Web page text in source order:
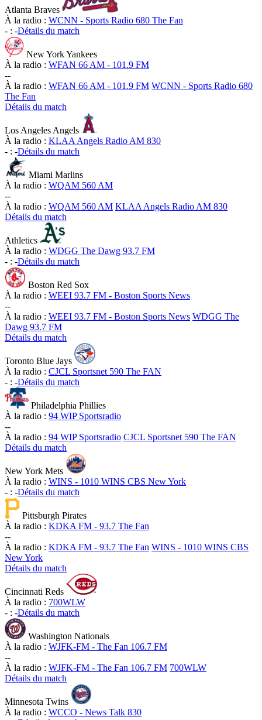
Atlanta Braves
À la radio : WCNN - Sports Radio 680 The Fan
- : -Détails du match
New York Yankees
À la radio : WFAN 66 AM - 101.9 FM
--
À la radio : WFAN 66 AM - 101.9 FM WCNN - Sports Radio 680
The Fan
Détails du match
Los Angeles Angels
À la radio : KLAA Angels Radio AM 830
- : -Détails du match
Miami Marlins
À la radio : WQAM 560 AM
--
À la radio : WQAM 560 AM KLAA Angels Radio AM 830
Détails du match
Athletics
À la radio : WDGG The Dawg 93.7 FM
- : -Détails du match
Boston Red Sox
À la radio : WEEI 93.7 FM - Boston Sports News
--
À la radio : WEEI 93.7 FM - Boston Sports News WDGG The
Dawg 93.7 FM
Détails du match
Toronto Blue Jays
À la radio : CJCL Sportsnet 590 The FAN
- : -Détails du match
Philadelphia Phillies
À la radio : 94 WIP Sportsradio
--
À la radio : 94 WIP Sportsradio CJCL Sportsnet 590 The FAN
Détails du match
New York Mets
À la radio : WINS - 1010 WINS CBS New York
- : -Détails du match
Pittsburgh Pirates
À la radio : KDKA FM - 93.7 The Fan
--
À la radio : KDKA FM - 93.7 The Fan WINS - 1010 WINS CBS
New York
Détails du match
Cincinnati Reds
À la radio : 700WLW
- : -Détails du match
Washington Nationals
À la radio : WJFK-FM - The Fan 106.7 FM
--
À la radio : WJFK-FM - The Fan 106.7 FM 700WLW
Détails du match
Minnesota Twins
À la radio : WCCO - News Talk 830